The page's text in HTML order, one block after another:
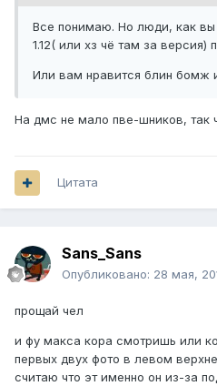
Все понимаю. Но люди, как вы
1.12( или хз чё там за версия)
Или вам нравится блин бомж
На дмс не мало пве-шников, так
Цитата
Sans_Sans
Опубликовано: 28 мая,
прощай чел
и фу макса кора смотришь или
первых двух фото в левом
считаю что эт именно он из-за